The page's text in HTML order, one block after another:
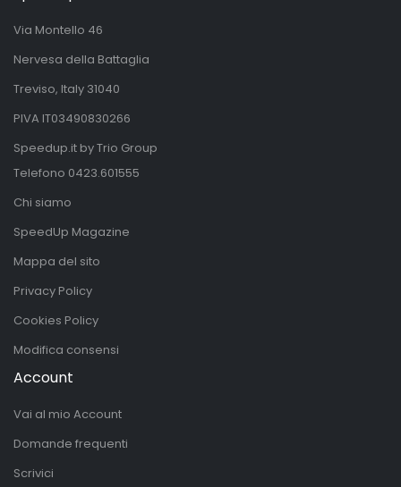
Via Montello 46
Nervesa della Battaglia
Treviso, Italy 31040
PIVA IT03490830266
Speedup.it by Trio Group
Telefono 0423.601555
Chi siamo
SpeedUp Magazine
Mappa del sito
Privacy Policy
Cookies Policy
Modifica consensi
Account
Vai al mio Account
Domande frequenti
Scrivici